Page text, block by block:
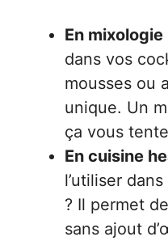
En mixologie
dans vos
mousses ou
unique. Un
ça vous
En cuisine
l’utiliser
? Il permet
sans ajout